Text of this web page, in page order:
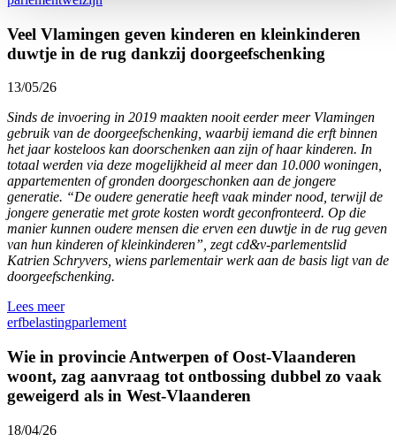
Veel Vlamingen geven kinderen en kleinkinderen
duwtje in de rug dankzij doorgeefschenking
13/05/26
Sinds de invoering in 2019 maakten nooit eerder meer Vlamingen
gebruik van de doorgeefschenking, waarbij iemand die erft binnen
het jaar kosteloos kan doorschenken aan zijn of haar kinderen. In
totaal werden via deze mogelijkheid al meer dan 10.000 woningen,
appartementen of gronden doorgeschonken aan de jongere
generatie. “De oudere generatie heeft vaak minder nood, terwijl de
jongere generatie met grote kosten wordt geconfronteerd. Op die
manier kunnen oudere mensen die erven een duwtje in de rug geven
van hun kinderen of kleinkinderen”, zegt cd&v-parlementslid
Katrien Schryvers, wiens parlementair werk aan de basis ligt van de
doorgeefschenking.
Lees meer
erfbelastingparlement
Wie in provincie Antwerpen of Oost-Vlaanderen
woont, zag aanvraag tot ontbossing dubbel zo vaak
geweigerd als in West-Vlaanderen
18/04/26